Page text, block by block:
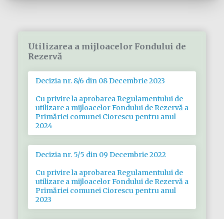
Utilizarea a mijloacelor Fondului de
Rezervă
Decizia nr. 8/6 din 08 Decembrie 2023
Сu privire la aprobarea Rеgulаmеntului de
utilizare а mijloacelor Fondului de Rezervă a
Primăriei comunei Ciorescu pentru anul
2024
Decizia nr. 5/5 din 09 Decembrie 2022
Сu privire la aprobarea Rеgulаmеntului de
utilizare а mijloacelor Fondului de Rezervă a
Primăriei comunei Ciorescu pentru anul
2023